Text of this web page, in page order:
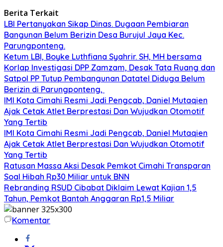
Berita Terkait
LBI Pertanyakan Sikap Dinas. Dugaan Pembiaran
Bangunan Belum Berizin Desa Burujul Jaya Kec.
Parungponteng.
Ketum LBI, Boyke Luthfiana Syahrir. SH, MH bersama
Korlap Investigasi DPP Zamzam, Desak Tata Ruang dan
Satpol PP Tutup Pembangunan Datatel Diduga Belum
Berizin di Parungponteng,
IMI Kota Cimahi Resmi Jadi Pengcab, Daniel Mutaqien
Ajak Cetak Atlet Berprestasi Dan Wujudkan Otomotif
Yang Tertib
IMI Kota Cimahi Resmi Jadi Pengcab, Daniel Mutaqien
Ajak Cetak Atlet Berprestasi Dan Wujudkan Otomotif
Yang Tertib
Ratusan Massa Aksi Desak Pemkot Cimahi Transparan
Soal Hibah Rp30 Miliar untuk BNN
Rebranding RSUD Cibabat Diklaim Lewat Kajian 1,5
Tahun, Pemkot Bantah Anggaran Rp1,5 Miliar
Komentar